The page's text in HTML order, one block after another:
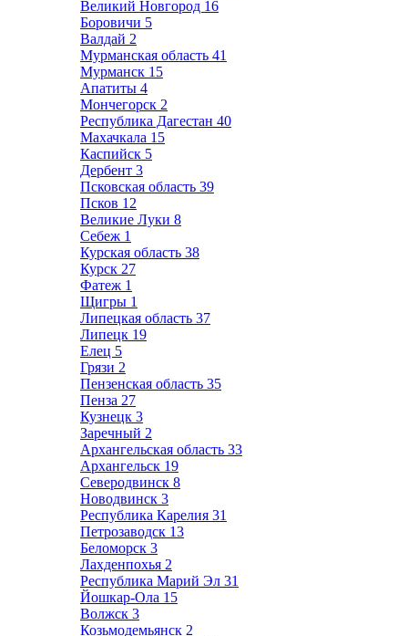
Великий Новгород 16
Боровичи 5
Валдай 2
Мурманская область 41
Мурманск 15
Апатиты 4
Мончегорск 2
Республика Дагестан 40
Махачкала 15
Каспийск 5
Дербент 3
Псковская область 39
Псков 12
Великие Луки 8
Себеж 1
Курская область 38
Курск 27
Фатеж 1
Щигры 1
Липецкая область 37
Липецк 19
Елец 5
Грязи 2
Пензенская область 35
Пенза 27
Кузнецк 3
Заречный 2
Архангельская область 33
Архангельск 19
Северодвинск 8
Новодвинск 3
Республика Карелия 31
Петрозаводск 13
Беломорск 3
Лахденпохья 2
Республика Марий Эл 31
Йошкар-Ола 15
Волжск 3
Козьмодемьянск 2